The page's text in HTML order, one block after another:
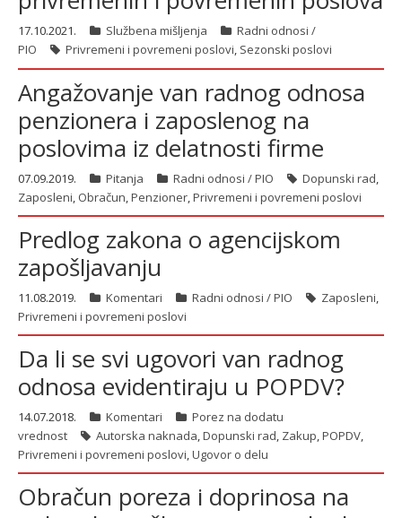
17.10.2021. Službena mišljenja
Radni odnosi /
PIO
Privremeni i povremeni poslovi, Sezonski poslovi
Angažovanje van radnog odnosa
penzionera i zaposlenog na
poslovima iz delatnosti firme
07.09.2019. Pitanja Radni odnosi / PIO Dopunski rad,
Zaposleni, Obračun,Penzioner,Privremeni i povremeni poslovi
Predlog zakona o agencijskom
zapošljavanju
11.08.2019. Komentari Radni odnosi / PIO Zaposleni,
Privremeni i povremeni poslovi
Da li se svi ugovori van radnog
odnosa evidentiraju u POPDV?
14.07.2018. Komentari
Porez na dodatu
vrednost
Autorska naknada,Dopunski rad, Zakup,POPDV,
Privremeni i povremeni poslovi,Ugovor o delu
Obračun poreza i doprinosa na